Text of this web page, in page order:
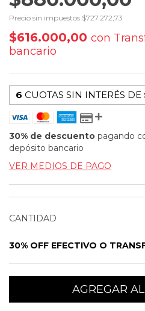
Precio sin impuestos $727.272,73
$616.000,00 con
bancario
6 CUOTAS SIN INTERÉS DE
30% de descuento pagando
depósito bancario
VER MEDIOS DE PAGO
CANTIDAD
30% OFF EFECTIVO O